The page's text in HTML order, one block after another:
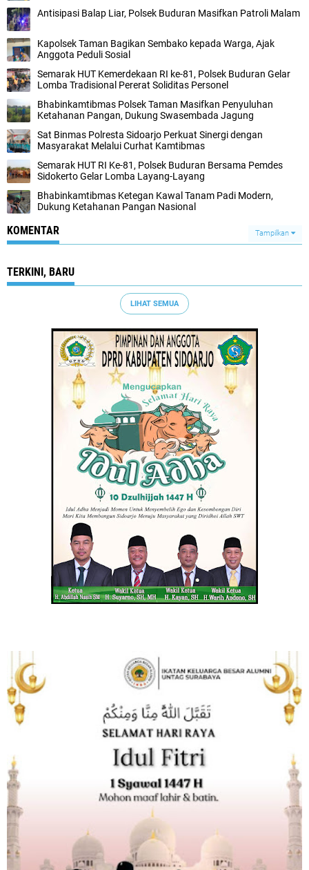
Antisipasi Balap Liar, Polsek Buduran Masifkan Patroli Malam
Kapolsek Taman Bagikan Sembako kepada Warga, Ajak
Anggota Peduli Sosial
Semarak HUT Kemerdekaan RI ke-81, Polsek Buduran Gelar
Lomba Tradisional Pererat Soliditas Personel
Bhabinkamtibmas Polsek Taman Masifkan Penyuluhan
Ketahanan Pangan, Dukung Swasembada Jagung
Sat Binmas Polresta Sidoarjo Perkuat Sinergi dengan
Masyarakat Melalui Curhat Kamtibmas
Semarak HUT RI Ke-81, Polsek Buduran Bersama Pemdes
Sidokerto Gelar Lomba Layang-Layang
Bhabinkamtibmas Ketegan Kawal Tanam Padi Modern,
Dukung Ketahanan Pangan Nasional
KOMENTAR Tampilkan
TERKINI, BARU
LIHAT SEMUA